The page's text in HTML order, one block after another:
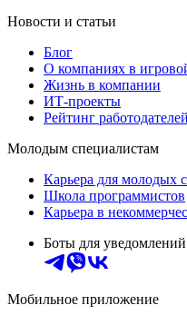
Новости и статьи
Блог
О компаниях в
Жизнь в компании
ИТ-проекты
Рейтинг
Молодым специалистам
Карьера для молодых
Школа программистов
Карьера в
Боты для уведомлений
Мобильное приложение